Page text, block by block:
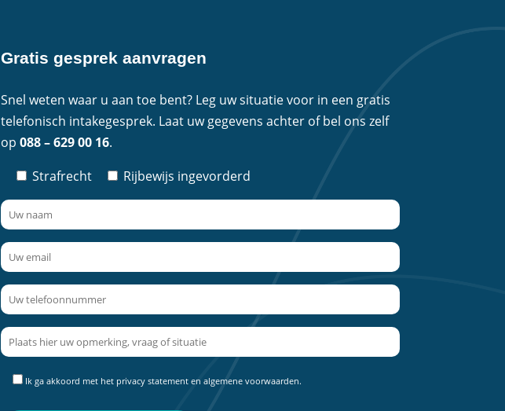
Gratis gesprek aanvragen
Snel weten waar u aan toe bent? Leg uw situatie voor in een gratis
telefonisch intakegesprek. Laat uw gegevens achter of bel ons zelf
op 088 – 629 00 16.
Strafrecht
Rijbewijs ingevorderd
Ik ga akkoord met het privacy statementen algemene voorwaarden.